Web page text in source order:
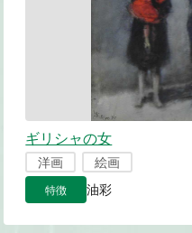
ギリシャの女
洋画 絵画
特徴 油彩